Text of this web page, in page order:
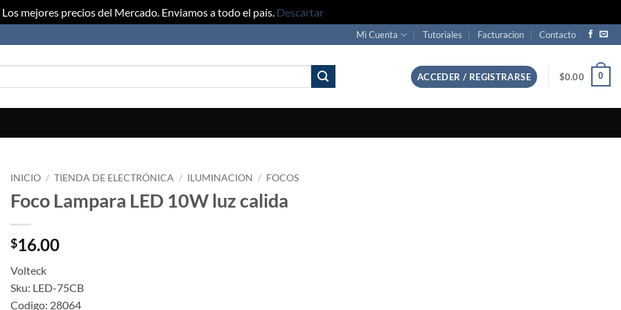
Los mejores precios del Mercado. Enviamos a todo el país. Descartar
Mi Cuenta Tutoriales Facturacion Contacto
ACCEDER / REGISTRARSE $0.00 0
INICIO / TIENDA DE ELECTRÓNICA / ILUMINACION / FOCOS
Foco Lampara LED 10W luz calida
$16.00
Volteck
Sku: LED-75CB
Codigo: 28064